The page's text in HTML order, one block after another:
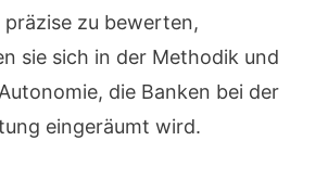
zu bewerten,
sie sich in der Methodik und
die Banken bei der
eingeräumt wird.